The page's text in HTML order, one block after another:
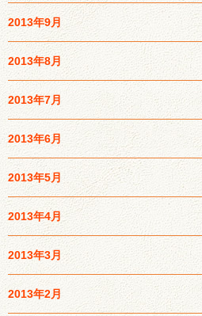
2013年9月
2013年8月
2013年7月
2013年6月
2013年5月
2013年4月
2013年3月
2013年2月